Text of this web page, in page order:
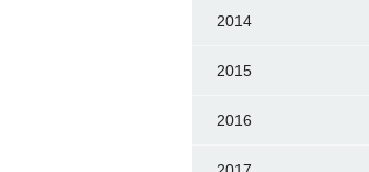
2014
2015
2016